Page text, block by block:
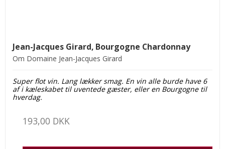
Jean-Jacques Girard, Bourgogne Chardonnay
Om Domaine Jean-Jacques Girard
Super flot vin. Lang lækker smag. En vin alle burde have 6
af i kæleskabet til uventede gæster, eller en Bourgogne til
hverdag.
193,00 DKK